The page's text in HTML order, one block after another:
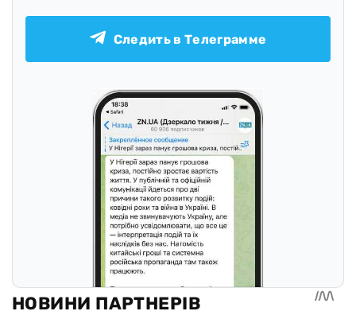
Следить в Телеграмме